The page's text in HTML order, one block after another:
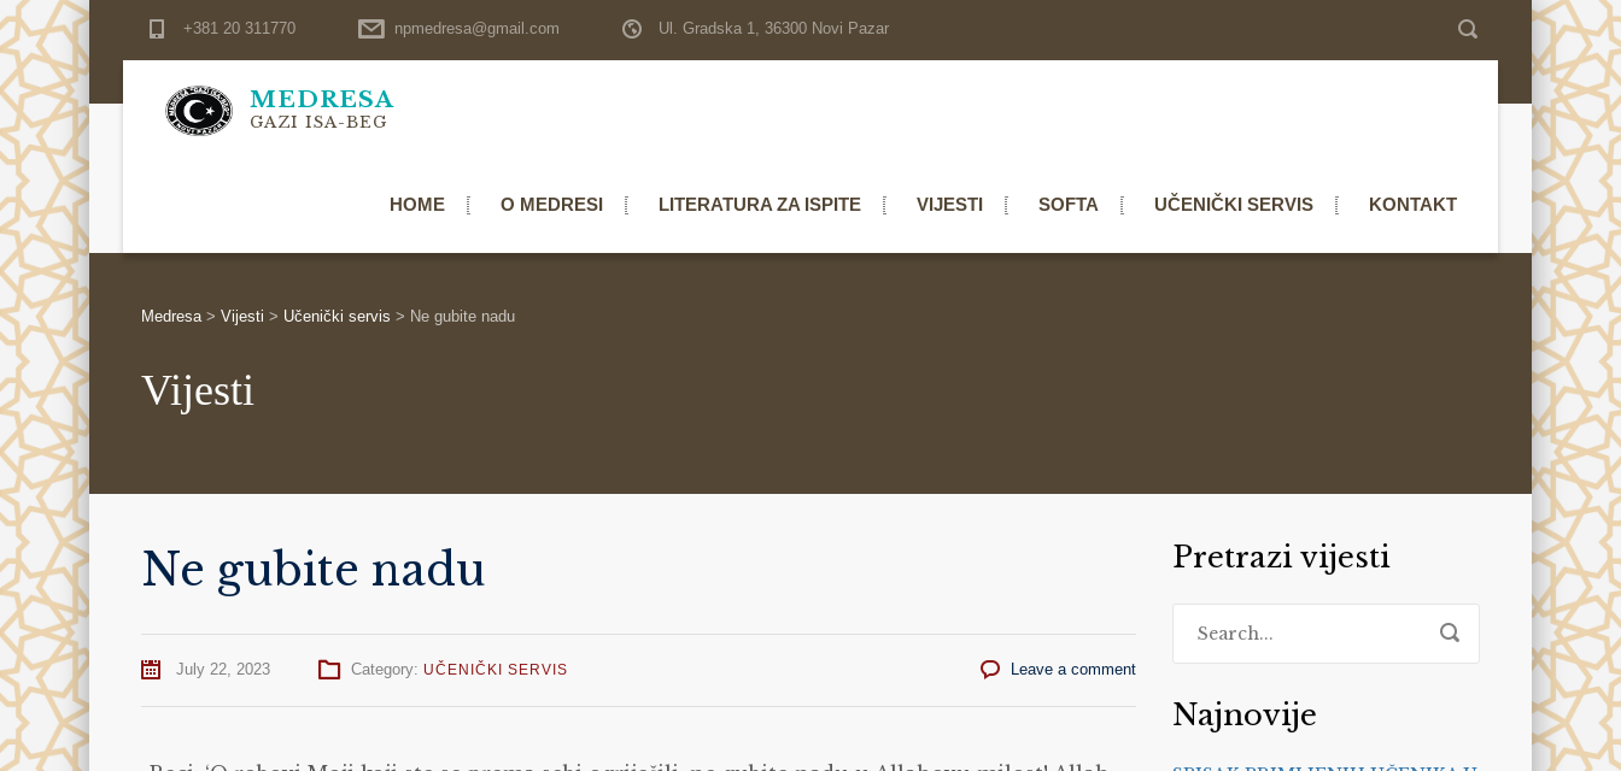
+381 20 311770 npmedresa@gmail.com Ul. Gradska 1, 36300 Novi Pazar
MEDRESA
GAZI ISA-BEG
HOME O MEDRESI LITERATURA ZA ISPITE VIJESTI SOFTA UČENIČKI SERVIS KONTAKT
Medresa> Vijesti > Učenički servis > Ne gubite nadu
Vijesti
Ne gubite nadu
July 22, 2023 Category: UČENIČKI SERVIS Leave a comment
Pretrazi vijesti
Najnovije